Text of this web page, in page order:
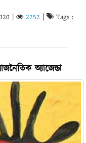
2252 Tags :
অ্যাজেন্ডা